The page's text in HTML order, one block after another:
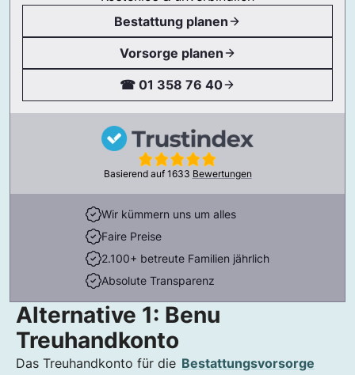
Bestattung planen
Vorsorge planen
☎ 01 358 76 40
Basierend auf 1633 Bewertungen
Wir kümmern uns um alles
Faire Preise
2.100+ betreute Familien jährlich
Absolute Transparenz
Alternative 1: Benu
Treuhandkonto
Das Treuhandkonto für die Bestattungsvorsorge